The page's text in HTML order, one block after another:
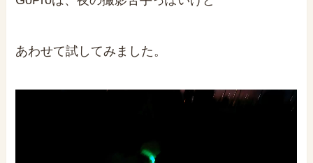
あわせて試してみました。